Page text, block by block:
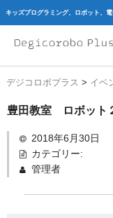
キッズプログラミング、ロボット、
home
ｷｯｽﾞﾌﾟﾛｸﾞﾗﾐﾝｸﾞ
ﾛﾎﾞｯﾄ
ﾜｰｸｼｮｯﾌﾟ
デジコロボプラス > イベ
豊田教室 ロボット
2018年6月30日
カテゴリー:
管理者